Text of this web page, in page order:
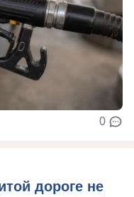
0
дороге не